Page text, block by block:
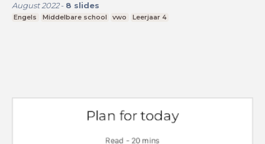
August 2022- 8 slides
Engels Middelbare school vwo Leerjaar 4